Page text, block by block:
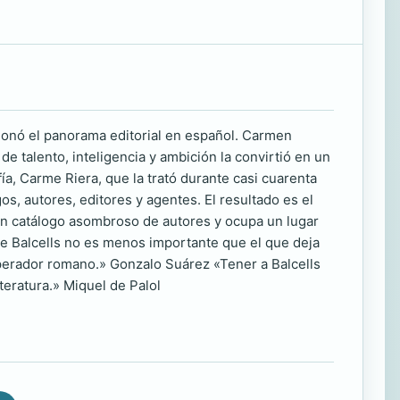
el panorama editorial en español. Carmen
talento, inteligencia y ambición la convirtió en un
Carme Riera, que la trató durante casi cuarenta
autores, editores y agentes. El resultado es el
asombroso de autores y ocupa un lugar
Balcells no es menos importante que el que deja
romano.» Gonzalo Suárez «Tener a Balcells
Miquel de Palol